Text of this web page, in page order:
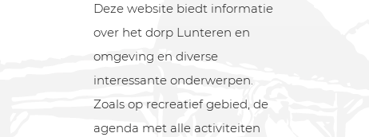
Deze website biedt informatie
over het dorp Lunteren en
omgeving en diverse
interessante onderwerpen.
Zoals op recreatief gebied, de
agenda met alle activiteiten